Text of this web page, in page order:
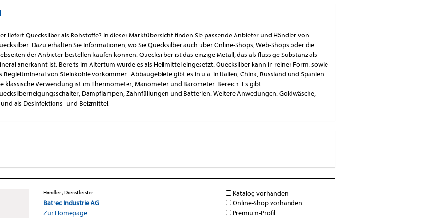
liefert Quecksilber als Rohstoffe? In dieser Marktübersicht finden Sie passende Anbieter und Händler von
Dazu erhalten Sie Informationen, wo Sie Quecksilber auch über Online-Shops, Web-Shops oder die
der Anbieter bestellen kaufen können. Quecksilber ist das einzige Metall, das als flüssige Substanz als
anerkannt ist. Bereits im Altertum wurde es als Heilmittel eingesetzt. Quecksilber kann in reiner Form, sowie
Begleitmineral von Steinkohle vorkommen. Abbaugebiete gibt es in u.a. in Italien, China, Russland und Spanien.
klassische Verwendung ist im Thermometer, Manometer und Barometer Bereich. Es gibt
Dampflampen, Zahnfüllungen und Batterien. Weitere Anwedungen: Goldwäsche,
als Desinfektions- und Beizmittel.
Händler , Dienstleister
Batrec Industrie AG
Zur Homepage
Katalog vorhanden
Online-Shop vorhanden
Premium-Profil